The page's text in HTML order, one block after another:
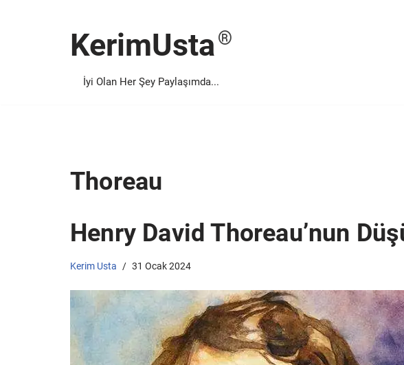
KerimUsta
İyi Olan Her Şey Paylaşımda...
Thoreau
Henry David Thoreau’nun
Kerim Usta 31 Ocak 2024